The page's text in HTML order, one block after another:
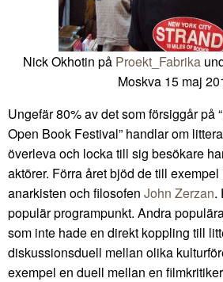
Nick Okhotin på Proekt_Fabrika
Moskva 15 maj
Ungefär 80% av det som försiggår på
Open Book Festival” handlar om
överleva och locka till sig besökare
aktörer. Förra året bjöd de till
anarkisten och filosofen John Zerzan.
populär programpunkt. Andra
som inte hade en direkt koppling till
diskussionsduell mellan olika
exempel en duell mellan en